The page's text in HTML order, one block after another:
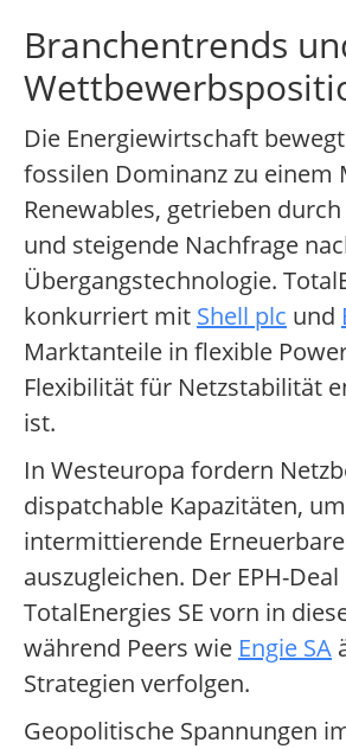
Branchentrends
Die Energiewirtschaft
fossilen Dominanz zu einem
Renewables, getrieben
und steigende Nachfrage
Übergangstechnologie.
konkurriert mit Shell plc und
Marktanteile in flexible
Flexibilität für Netzstabilität
ist.
In Westeuropa fordern
dispatchable Kapazitäten, um
intermittierende Erneuerbare
auszugleichen. Der EPH-
TotalEnergies SE vorn in
während Peers wie Engie SA
Strategien verfolgen.
Geopolitische Spannungen